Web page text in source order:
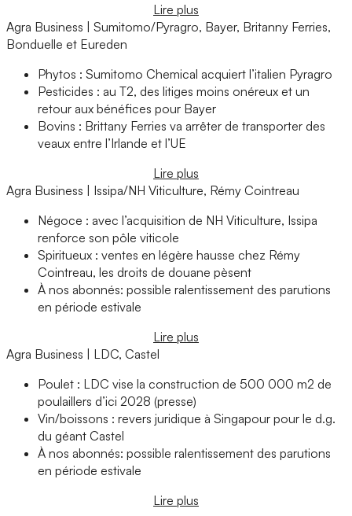
Lire plus
Agra Business | Sumitomo/Pyragro, Bayer, Britanny Ferries,
Bonduelle et Eureden
Phytos : Sumitomo Chemical acquiert l’italien Pyragro
Pesticides : au T2, des litiges moins onéreux et un
retour aux bénéfices pour Bayer
Bovins : Brittany Ferries va arrêter de transporter des
veaux entre l’Irlande et l’UE
Lire plus
Agra Business | Issipa/NH Viticulture, Rémy Cointreau
Négoce : avec l’acquisition de NH Viticulture, Issipa
renforce son pôle viticole
Spiritueux : ventes en légère hausse chez Rémy
Cointreau, les droits de douane pèsent
À nos abonnés: possible ralentissement des parutions
en période estivale
Lire plus
Agra Business | LDC, Castel
Poulet : LDC vise la construction de 500 000 m2 de
poulaillers d’ici 2028 (presse)
Vin/boissons : revers juridique à Singapour pour le d.g.
du géant Castel
À nos abonnés: possible ralentissement des parutions
en période estivale
Lire plus